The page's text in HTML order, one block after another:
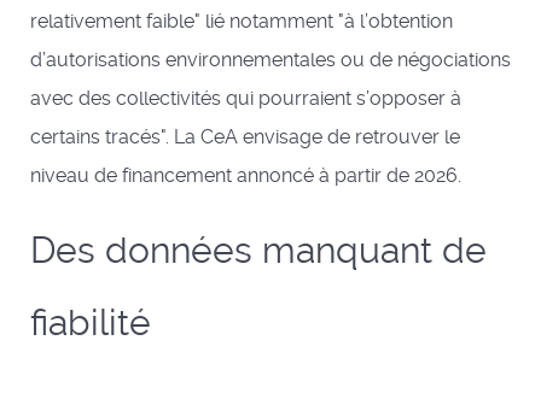
relativement faible" lié notamment "à l’obtention
d’autorisations environnementales ou de négociations
avec des collectivités qui pourraient s’opposer à
certains tracés". La CeA envisage de retrouver le
niveau de financement annoncé à partir de 2026.
Des données manquant de
fiabilité